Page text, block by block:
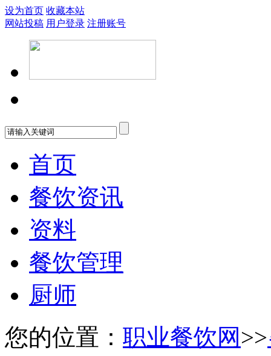
设为首页 收藏本站
网站投稿 用户登录 注册账号
首页
餐饮资讯
资料
餐饮管理
厨师
您的位置： 职业餐饮网 >>